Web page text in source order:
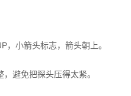
，小箭头标志，箭头朝上。
避免把探头压得太紧。